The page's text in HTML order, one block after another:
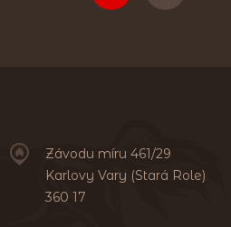
Závodu míru 461/29
Karlovy Vary (Stará Role)
360 17